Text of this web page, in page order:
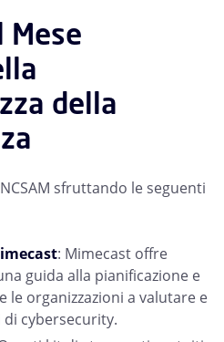
Mese
della
sfruttando le seguenti
: Mimecast offre
guida alla pianificazione e
organizzazioni a valutare e
cybersecurity.